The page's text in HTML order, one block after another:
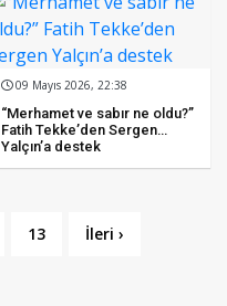
09 Mayıs 2026, 22:38
“Merhamet ve sabır ne oldu?”
Fatih Tekke’den Sergen
Yalçın’a destek
13 İleri ›